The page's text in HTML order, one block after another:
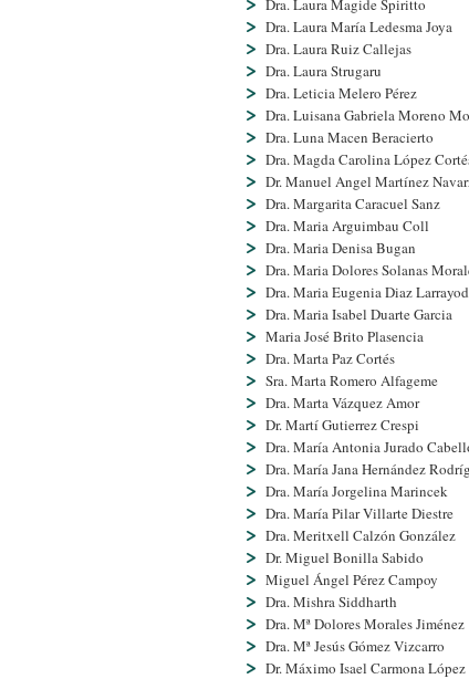
Dra. Laura Magide Spiritto
Dra. Laura Marí­a Ledesma Joya
Dra. Laura Ruiz Callejas
Dra. Laura Strugaru
Dra. Leticia Melero Pérez
Dra. Luisana Gabriela Moreno
Dra. Luna Macen Beracierto
Dra. Magda Carolina López
Dr. Manuel Angel Martí­nez
Dra. Margarita Caracuel Sanz
Dra. Maria Arguimbau Coll
Dra. Maria Denisa Bugan
Dra. Maria Dolores Solanas
Dra. Maria Eugenia Diaz Larrayod
Dra. Maria Isabel Duarte Garcia
Maria José Brito Plasencia
Dra. Marta Paz Cortés
Sra. Marta Romero Alfageme
Dra. Marta Vázquez Amor
Dr. Martí­ Gutierrez Crespi
Dra. Marí­a Antonia Jurado
Dra. Marí­a Jana Hernández
Dra. Marí­a Jorgelina Marincek
Dra. Marí­a Pilar Villarte Diestre
Dra. Meritxell Calzón González
Dr. Miguel Bonilla Sabido
Miguel Ángel Pérez Campoy
Dra. Mishra Siddharth
Dra. Mª Dolores Morales Jiménez
Dra. Mª Jesús Gómez Vizcarro
Dr. Máximo Isael Carmona López